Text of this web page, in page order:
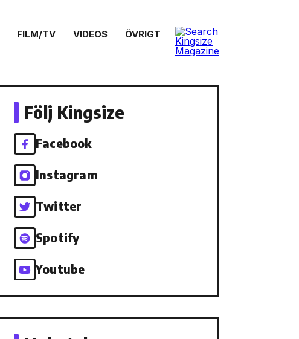
FILM/TV VIDEOS ÖVRIGT
Följ Kingsize
Facebook
Instagram
Twitter
Spotify
Youtube